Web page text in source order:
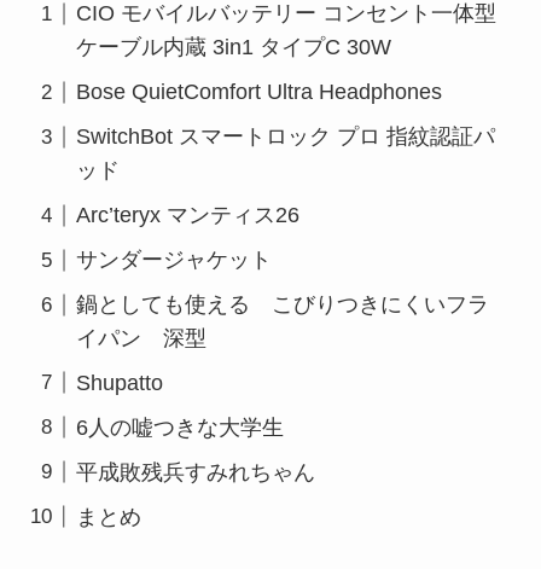
CIO モバイルバッテリー コンセント一体型
ケーブル内蔵 3in1 タイプC 30W
Bose QuietComfort Ultra Headphones
SwitchBot スマートロック プロ 指紋認証パ
ッド
Arc’teryx マンティス26
サンダージャケット
鍋としても使える こびりつきにくいフラ
イパン 深型
Shupatto
6人の嘘つきな大学生
平成敗残兵すみれちゃん
まとめ